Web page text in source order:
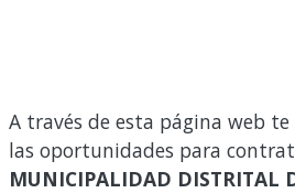
A través de esta página web
las oportunidades para
MUNICIPALIDAD DISTRITAL